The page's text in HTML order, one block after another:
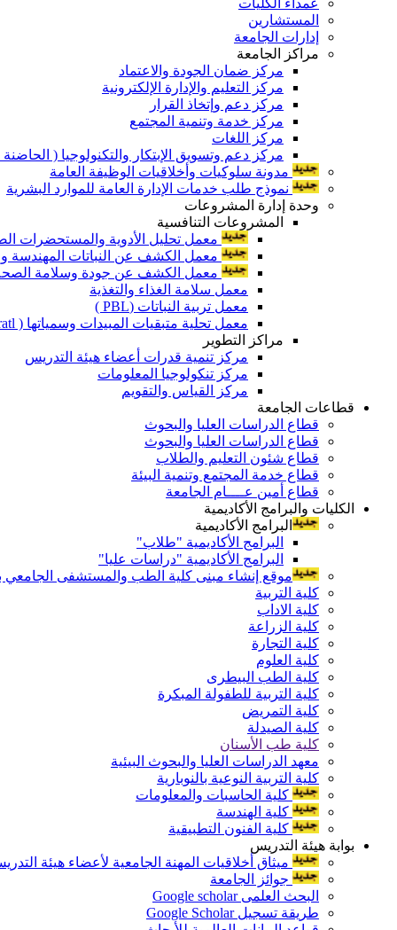
المستشارين
إدارات الجامعة
مراكز الجامعة
مركز ضمان الجودة والاعتماد
مركز التعليم والإدارة الإلكترونية
مركز دعم وإتخاذ القرار
مركز خدمة وتنمية المجتمع
مركز اللغات
مركز دعم وتسويق الإبتكار والتكنولوجيا ( الحاضنة
مدونة سلوكيات وأخلاقيات الوظيفة العامة
نموذج طلب خدمات الإدارة العامة للموارد البشرية
وحدة إدارة المشروعات
المشروعات التنافسية
معمل تحليل الأدوية والمستحضرات
معمل الكشف عن النباتات المهندسة
معمل الكشف عن جودة وسلامة الصحة
معمل سلامة الغذاء والتغذية
معمل تربية النباتات (PBL )
معمل تحلية متبقيات المبيدات وسمياتها ( Pratl )
مراكز التطوير
مركز تنمية قدرات أعضاء هيئة التدريس
مركز تنكولوجيا المعلومات
مركز القياس والتقويم
قطاعات الجامعة
قطاع الدراسات العليا والبحوث
قطاع الدراسات العليا والبحوث
قطاع شئون التعليم والطلاب
قطاع خدمة المجتمع وتنمية البيئة
قطاع أمين عــــام الجامعة
الكليات والبرامج الأكاديمية
البرامج الأكاديمية
البرامج الأكاديمية "طلاب"
البرامج الأكاديمية "دراسات عليا"
موقع إنشاء مبنى كلية الطب والمستشفى الجامعي
كلية التربية
كلية الاداب
كلية الزراعة
كلية التجارة
كلية العلوم
كلية الطب البيطرى
كلية التربية للطفولة المبكرة
كلية التمريض
كلية الصيدلة
كلية طب الأسنان
معهد الدراسات العليا والبحوث البيئية
كلية التربية النوعية بالنوبارية
كلية الحاسبات والمعلومات
كلية الهندسة
كلية الفنون التطبيقية
بوابة هيئة التدريس
ميثاق أخلاقيات المهنة الجامعية لأعضاء هيئة
جوائز الجامعة
البحث العلمى Google scholar
طريقة تسجيل Google Scholar